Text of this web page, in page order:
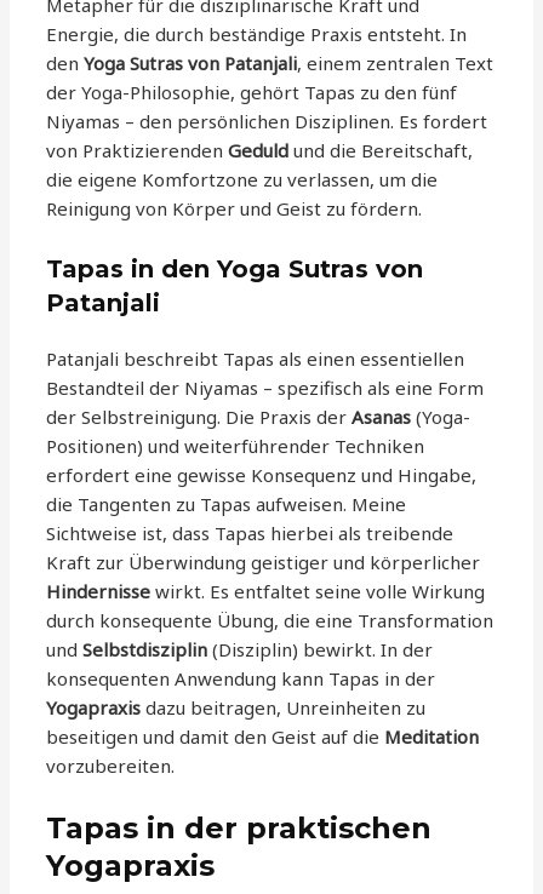
Metapher für die disziplinarische Kraft und
Energie, die durch beständige Praxis entsteht. In
denYoga Sutras von Patanjali, einem zentralen Text
der Yoga-Philosophie, gehört Tapas zu den fünf
Niyamas – den persönlichen Disziplinen. Es fordert
von PraktizierendenGeduld und die Bereitschaft,
die eigene Komfortzone zu verlassen, um die
Reinigung von Körper und Geist zu fördern.
Tapas in den Yoga Sutras von
Patanjali
Patanjali beschreibt Tapas als einen essentiellen
Bestandteil der Niyamas – spezifisch als eine Form
der Selbstreinigung. Die Praxis derAsanas (Yoga-
Positionen) und weiterführender Techniken
erfordert eine gewisse Konsequenz und Hingabe,
die Tangenten zu Tapas aufweisen. Meine
Sichtweise ist, dass Tapas hierbei als treibende
Kraft zur Überwindung geistiger und körperlicher
Hindernisse wirkt. Es entfaltet seine volle Wirkung
durch konsequente Übung, die eine Transformation
undSelbstdisziplin (Disziplin) bewirkt. In der
konsequenten Anwendung kann Tapas in der
Yogapraxis dazu beitragen, Unreinheiten zu
beseitigen und damit den Geist auf die Meditation
vorzubereiten.
Tapas in der praktischen
Yogapraxis